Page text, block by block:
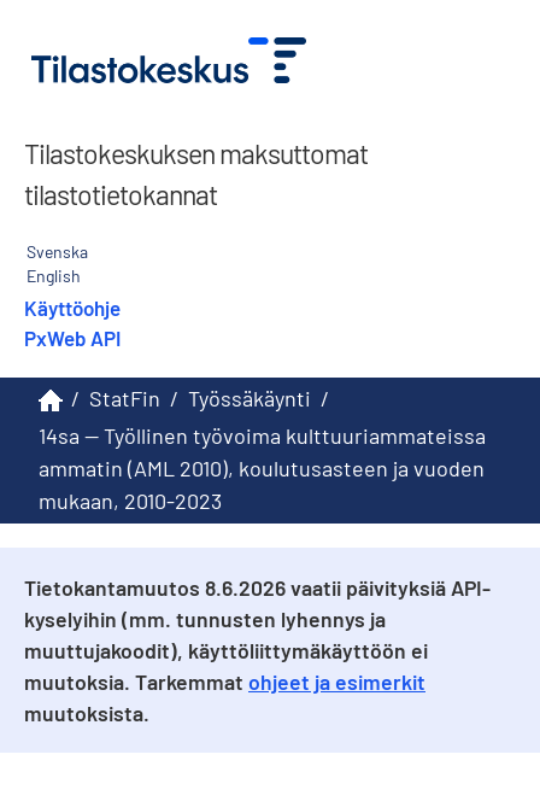
Tilastokeskuksen maksuttomat
tilastotietokannat
Svenska
English
Käyttöohje
PxWeb API
/ StatFin / Työssäkäynti /
14sa -- Työllinen työvoima kulttuuriammateissa
ammatin (AML 2010), koulutusasteen ja vuoden
mukaan, 2010-2023
Tietokantamuutos 8.6.2026 vaatii päivityksiä API-
kyselyihin (mm. tunnusten lyhennys ja
muuttujakoodit), käyttöliittymäkäyttöön ei
muutoksia. Tarkemmat ohjeet ja esimerkit
muutoksista.